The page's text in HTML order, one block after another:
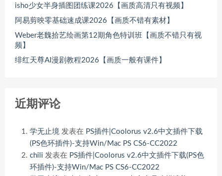
isho少女半身插图团练课2026【画质高清只有视频】
阿易剪映零基础速成课2026【画质不错有素材】
Weber老魏拾艺绘画第12期角色特训班【画质不错只有视
频】
绯红天尊AI漫剧教程2026【画质一般有课件】
近期评论
学无止境 发表在 PS插件|Coolorus v2.6中文插件下载
(PS色环插件)-支持Win/Mac PS CS6-CC2022
chili 发表在 PS插件|Coolorus v2.6中文插件下载(PS色
环插件)-支持Win/Mac PS CS6-CC2022